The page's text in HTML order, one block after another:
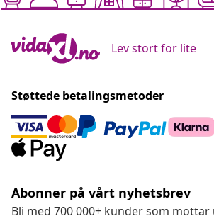
Lev stort for lite
Støttede betalingsmetoder
Abonner på vårt nyhetsbrev
Bli med 700 000+ kunder som